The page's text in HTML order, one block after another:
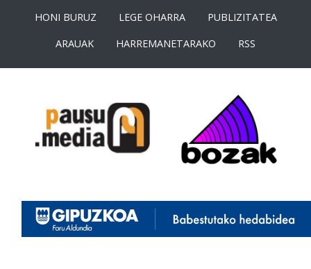
HONI BURUZ LEGE OHARRA
PUBLIZITATEA
ARAUAK
HARREMANETARAKO RSS